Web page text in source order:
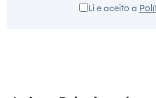
Li e aceito a